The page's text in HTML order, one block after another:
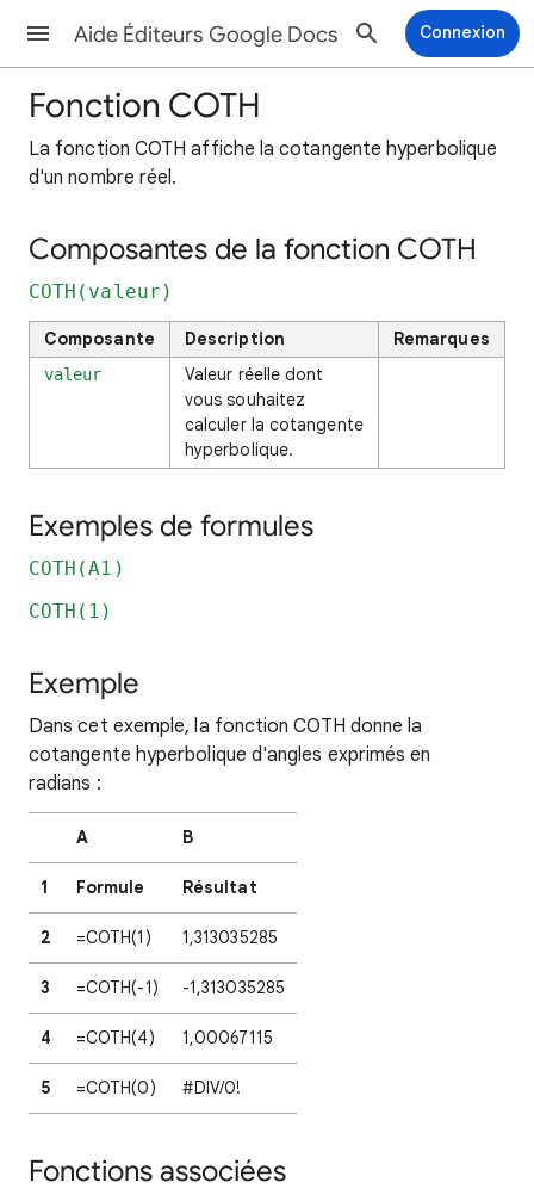
Aide Éditeurs Google Docs Connexion
Fonction COTH
La fonction COTH affiche la cotangente hyperbolique
d'un nombre réel.
Composantes de la fonction COTH
COTH(valeur)
Composante Description Remarques
valeur
Valeur réelle dont
vous souhaitez
calculer la cotangente
hyperbolique.
Exemples de formules
COTH(A1)
COTH(1)
Exemple
Dans cet exemple, la fonction COTH donne la
cotangente hyperbolique d'angles exprimés en
radians :
A B
1 Formule Résultat
2 =COTH(1) 1,313035285
3 =COTH(-1) -1,313035285
4 =COTH(4) 1,00067115
5 =COTH(0) #DIV/0!
Fonctions associées